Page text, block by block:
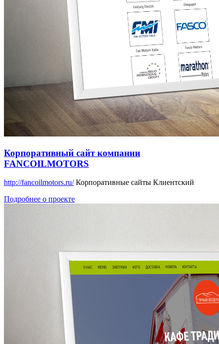
Корпоративный сайт компании
FANCOILMOTORS
http://fancoilmotors.ru/ Корпоративные сайты Клиентский
Подробнее о проекте